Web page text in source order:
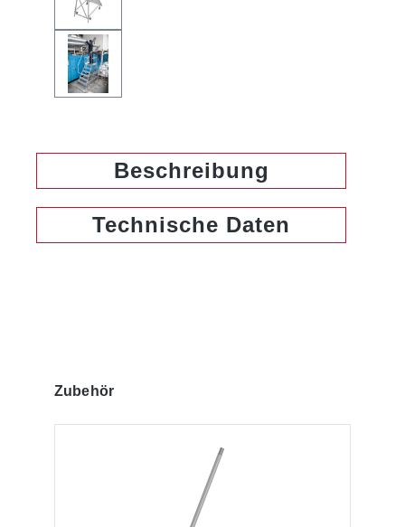
Beschreibung
Technische Daten
Produktgalerie überspringen
Zubehör